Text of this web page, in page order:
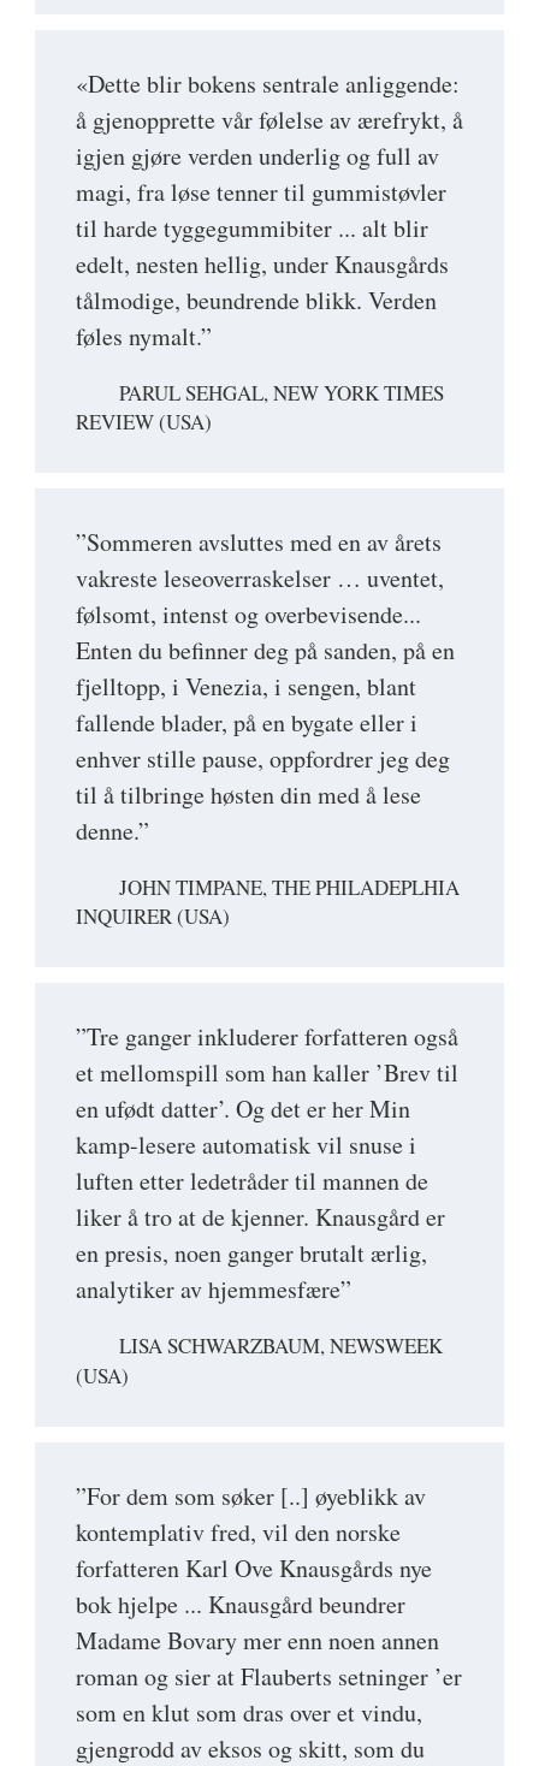
«Dette blir bokens sentrale anliggende:
å gjenopprette vår følelse av ærefrykt, å
igjen gjøre verden underlig og full av
magi, fra løse tenner til gummistøvler
til harde tyggegummibiter ... alt blir
edelt, nesten hellig, under Knausgårds
tålmodige, beundrende blikk. Verden
føles nymalt.”
PARUL SEHGAL, NEW YORK TIMES
REVIEW (USA)
”Sommeren avsluttes med en av årets
vakreste leseoverraskelser … uventet,
følsomt, intenst og overbevisende...
Enten du befinner deg på sanden, på en
fjelltopp, i Venezia, i sengen, blant
fallende blader, på en bygate eller i
enhver stille pause, oppfordrer jeg deg
til å tilbringe høsten din med å lese
denne.”
JOHN TIMPANE, THE PHILADEPLHIA
INQUIRER (USA)
”Tre ganger inkluderer forfatteren også
et mellomspill som han kaller ’Brev til
en ufødt datter’. Og det er her Min
kamp-lesere automatisk vil snuse i
luften etter ledetråder til mannen de
liker å tro at de kjenner. Knausgård er
en presis, noen ganger brutalt ærlig,
analytiker av hjemmesfære”
LISA SCHWARZBAUM, NEWSWEEK
(USA)
”For dem som søker [..] øyeblikk av
kontemplativ fred, vil den norske
forfatteren Karl Ove Knausgårds nye
bok hjelpe ... Knausgård beundrer
Madame Bovary mer enn noen annen
roman og sier at Flauberts setninger ’er
som en klut som dras over et vindu,
gjengrodd av eksos og skitt, som du